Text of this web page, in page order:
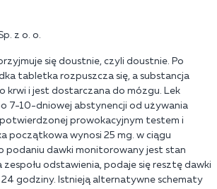
z o. o.
się doustnie, czyli doustnie. Po
tabletka rozpuszcza się, a substancja
krwi i jest dostarczana do mózgu. Lek
7-10-dniowej abstynencji od używania
prowokacyjnym testem i
początkowa wynosi 25 mg. w ciągu
podaniu dawki monitorowany jest stan
zespołu odstawienia, podaje się resztę dawki
godziny. Istnieją alternatywne schematy